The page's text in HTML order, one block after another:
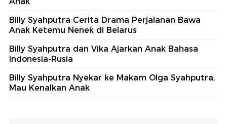
Billy Syahputra Cerita Drama Perjalanan Bawa
Anak Ketemu Nenek di Belarus
Billy Syahputra dan Vika Ajarkan Anak Bahasa
Indonesia-Rusia
Billy Syahputra Nyekar ke Makam Olga Syahputra,
Mau Kenalkan Anak